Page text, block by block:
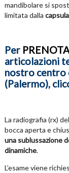
mandibolare si
limitata dalla
Per
articolazioni
nostro centro
(Palermo),
La radiografia (rx)
bocca aperta e
una sublussazione
dinamiche.
L’esame viene